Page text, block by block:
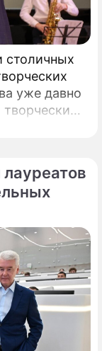
столичных
уже давно
самые